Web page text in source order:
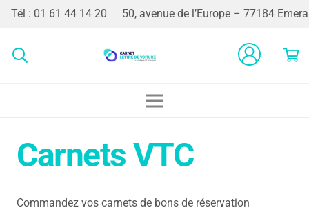
Tél : 01 61 44 14 20 50, avenue de l’Europe – 77184
Carnets VTC
Commandez vos carnets de bons de réservation